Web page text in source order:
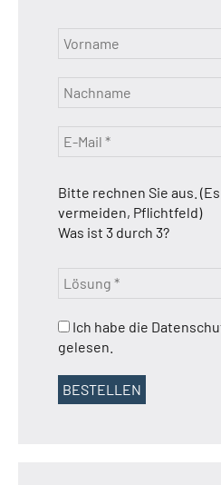
Bitte rechnen Sie aus.
vermeiden, Pflichtfeld)
Was ist 3 durch 3?
Ich habe die
gelesen.